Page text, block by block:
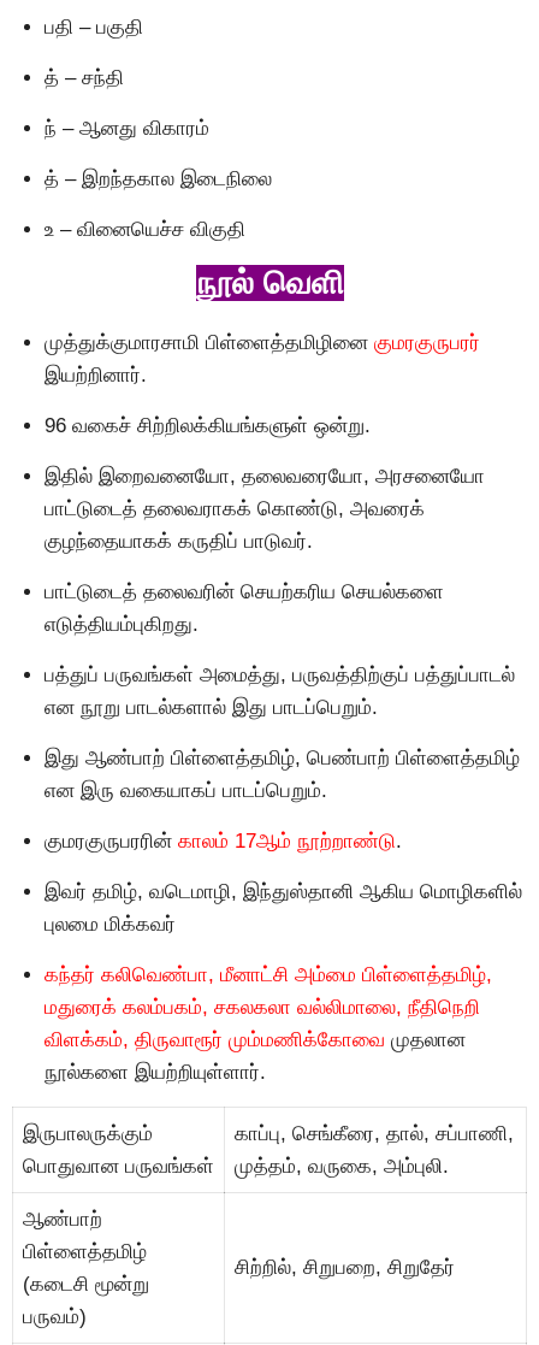
பதி – பகுதி
த் – சந்தி
ந் – ஆனது விகாரம்
த் – இறந்தகால இடைநிலை
உ – வினையெச்ச விகுதி
நூல் வெளி
முத்துக்குமாரசாமி பிள்ளைத்தமிழினை குமரகுருபரர்
இயற்றினார்.
96 வகைச் சிற்றிலக்கியங்களுள் ஒன்று.
இதில் இறைவனையாே, தலைவரையாே, அரசனையாே
பாட்டுடைத் தலைவராகக் காெண்டு, அவரைக்
குழந்தையாகக் கருதிப் பாடுவர்.
பாட்டுடைத் தலைவரின் செயற்கரிய செயல்களை
எடுத்தியம்புகிறது.
பத்துப் பருவங்கள் அமைத்து, பருவத்திற்குப் பத்துப்பாடல்
என நூறு பாடல்களால் இது பாடப்பெறும்.
இது ஆண்பாற் பிள்ளைத்தமிழ், பெண்பாற் பிள்ளைத்தமிழ்
என இரு வகையாகப் பாடப்பெறும்.
குமரகுருபரரின் காலம் 17ஆம் நூற்றாண்டு.
இவர் தமிழ், வடெமாழி, இந்துஸ்தானி ஆகிய மாெழிகளில்
புலமை மிக்கவர்
கந்தர் கலிவெண்பா, மீனாட்சி அம்மை பிள்ளைத்தமிழ்,
மதுரைக் கலம்பகம், சகலகலா வல்லிமாலை, நீதிநெறி
விளக்கம், திருவாரூர் மும்மணிக்காேவை முதலான
நூல்களை இயற்றியுள்ளார்.
இருபாலருக்கும்
பாெதுவான பருவங்கள்
காப்பு, செங்கீரை, தால், சப்பாணி,
முத்தம், வருகை, அம்புலி.
ஆண்பாற்
பிள்ளைத்தமிழ்
(கடைசி மூன்று
பருவம்)
சிற்றில், சிறுபறை, சிறுதேர்